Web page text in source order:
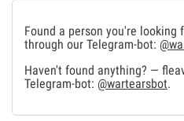
Found a person you're
through our Telegram-bot:
Haven't found anything? —
Telegram-bot: @wartearsbot.